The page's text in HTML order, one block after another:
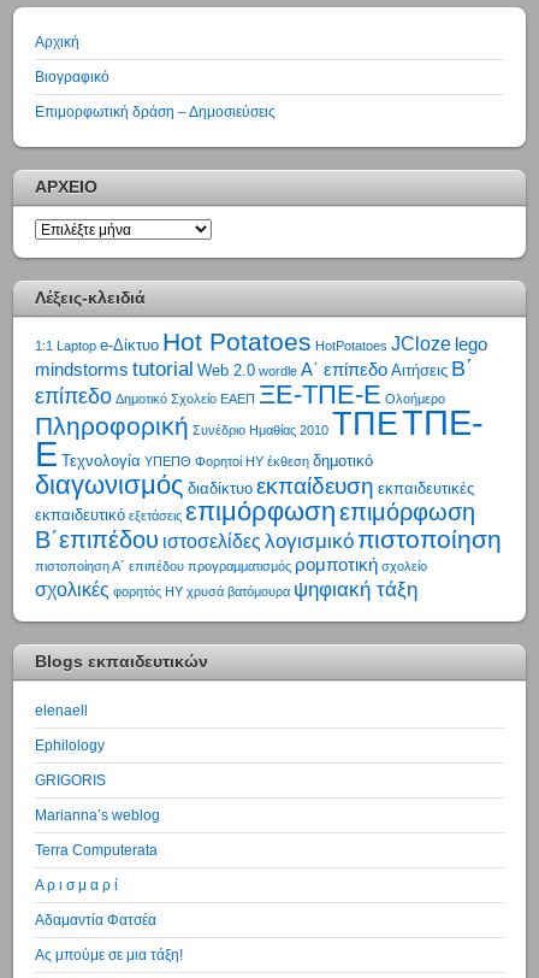
Αρχική
Βιογραφικό
Επιμορφωτική δράση – Δημοσιεύσεις
ΑΡΧΕΙΟ
ΑΡΧΕΙΟ
Λέξεις-κλειδιά
1:1 Laptop e-Δίκτυο Hot Potatoes HotPotatoes JCloze lego
mindstorms tutorial Web 2.0 wordle Α΄ επίπεδο Αιτήσεις Β΄
επίπεδο Δημοτικό Σχολείο ΕΑΕΠ ΞΕ-ΤΠΕ-Ε Ολοήμερο
Πληροφορική Συνέδριο Ημαθίας 2010 ΤΠΕΤΠΕ-
Ε Τεχνολογία ΥΠΕΠΘ Φορητοί ΗΥ έκθεση δημοτικό
διαγωνισμός διαδίκτυο εκπαίδευση εκπαιδευτικές
εκπαιδευτικό εξετάσεις επιμόρφωσηεπιμόρφωση
Β΄επιπέδου ιστοσελίδες λογισμικόπιστοποίηση
πιστοποίηση Α΄ επιπέδου προγραμματισμός ρομποτική σχολείο
σχολικές φορητός ΗΥ χρυσά βατόμουρα ψηφιακή τάξη
Blogs εκπαιδευτικών
elenaell
Ephilology
GRIGORIS
Marianna’s weblog
Terra Computerata
Α ρ ι σ μ α ρ ί
Αδαμαντία Φατσέα
Ας μπούμε σε μια τάξη!